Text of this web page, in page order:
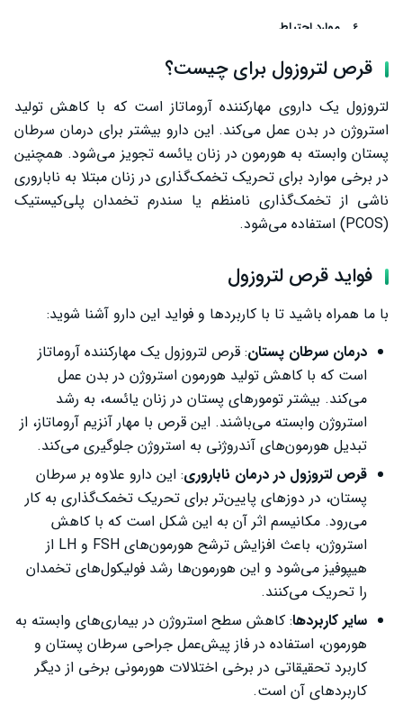
موارد احتیاط
منع مصرف قرص لتروزول
قرص لتروزول در بارداری
قرص لتروزول و دوقلوزایی
تداخل دارویی
سخن پایانی
قرص لتروزول برای چیست؟
لتروزول یک داروی مهارکننده آروماتاز است که با کاهش تولید
استروژن در بدن عمل می‌کند. این دارو بیشتر برای درمان سرطان
پستان وابسته به هورمون در زنان یائسه تجویز می‌شود. همچنین
در برخی موارد برای تحریک تخمک‌گذاری در زنان مبتلا به ناباروری
ناشی از تخمک‌گذاری نامنظم یا سندرم تخمدان پلی‌کیستیک
(PCOS) استفاده می‌شود.
فواید قرص لتروزول
با ما همراه باشید تا با کاربردها و فواید این دارو آشنا شوید:
درمان سرطان پستان: قرص لتروزول یک مهارکننده آروماتاز
است که با کاهش تولید هورمون استروژن در بدن عمل
می‌کند. بیشتر تومورهای پستان در زنان یائسه، به رشد
استروژن وابسته می‌باشند. این قرص با مهار آنزیم آروماتاز، از
تبدیل هورمون‌های آندروژنی به استروژن جلوگیری می‌کند.
قرص لتروزول در درمان ناباروری: این دارو علاوه بر سرطان
پستان، در دوزهای پایین‌تر برای تحریک تخمک‌گذاری به کار
می‌رود. مکانیسم اثر آن به این شکل است که با کاهش
استروژن، باعث افزایش ترشح هورمون‌های FSH و LH از
هیپوفیز می‌شود و این هورمون‌ها رشد فولیکول‌های تخمدان
را تحریک می‌کنند.
سایر کاربردها: کاهش سطح استروژن در بیماری‌های وابسته به
هورمون، استفاده در فاز پیش‌عمل جراحی سرطان پستان و
کاربرد تحقیقاتی در برخی اختلالات هورمونی برخی از دیگر
کاربردهای آن است.